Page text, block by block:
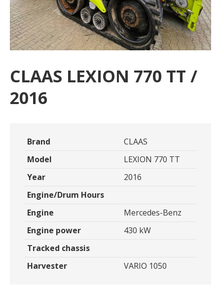
CLAAS LEXION 770 TT /
2016
Brand
CLAAS
Model
LEXION 770 TT
Year
2016
Engine/Drum Hours
Engine
Mercedes-Benz
Engine power
430 kW
Tracked chassis
Harvester
VARIO 1050